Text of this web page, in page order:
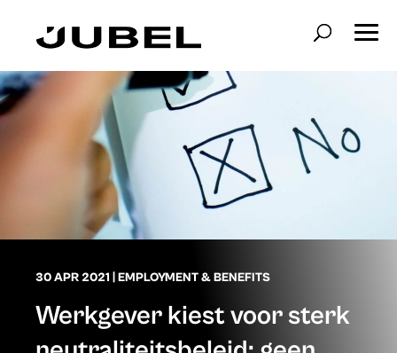
30 APR 2021 EMPLOYMENT & BENEFITS
Werkgever kiest voor sterk